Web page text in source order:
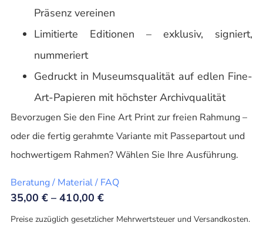
Präsenz vereinen
Limitierte Editionen – exklusiv, signiert,
nummeriert
Gedruckt in Museumsqualität auf edlen Fine-
Art-Papieren mit höchster Archivqualität
Bevorzugen Sie den Fine Art Print zur freien Rahmung –
oder die fertig gerahmte Variante mit Passepartout und
hochwertigem Rahmen? Wählen Sie Ihre Ausführung.
Beratung / Material / FAQ
35,00€ –410,00 €
Preise zuzüglich gesetzlicher Mehrwertsteuer und Versandkosten.